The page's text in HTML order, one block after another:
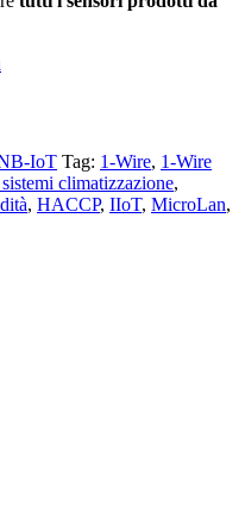
IoT Tag: 1-Wire, 1-Wire
climatizzazione,
, HACCP, IIoT, MicroLan,